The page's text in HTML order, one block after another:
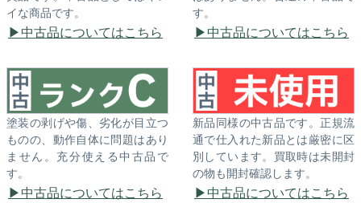
イな商品です。
中古品についてはこちら
す。
中古品についてはこちら
塗装の剥げや傷、劣化が目立つ
ものの、動作自体に問題はあり
ません。充分使える中古品で
す。
中古品についてはこちら
新品同様の中古品です。正規流
通で仕入れた新品とは厳密に区
別しています。買取時は未開封
の物も開封確認します。
中古品についてはこちら